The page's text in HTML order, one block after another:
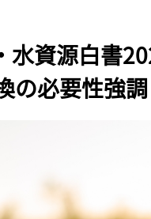
水資源白書
の必要性強調